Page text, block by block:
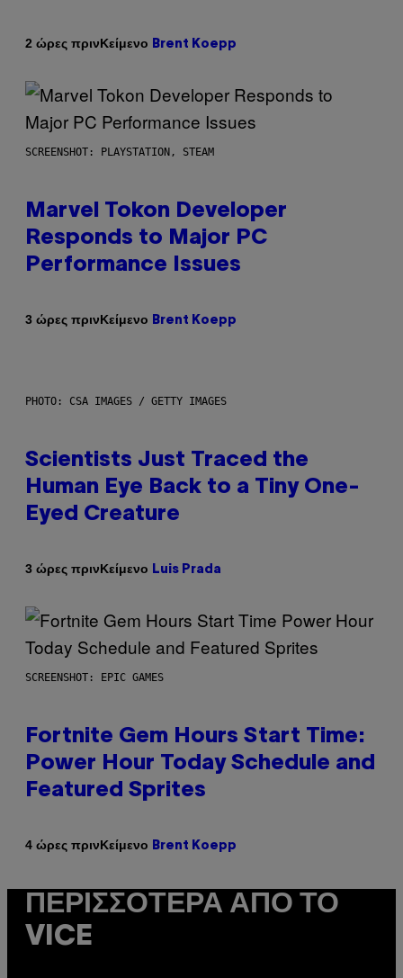
2 ώρες πρινΚείμενο Brent Koepp
SCREENSHOT: PLAYSTATION, STEAM
Marvel Tokon Developer
Responds to Major PC
Performance Issues
3 ώρες πρινΚείμενο Brent Koepp
PHOTO: CSA IMAGES / GETTY IMAGES
Scientists Just Traced the
Human Eye Back to a Tiny One-
Eyed Creature
3 ώρες πρινΚείμενο Luis Prada
SCREENSHOT: EPIC GAMES
Fortnite Gem Hours Start Time:
Power Hour Today Schedule and
Featured Sprites
4 ώρες πρινΚείμενο Brent Koepp
ΠΕΡΙΣΣΌΤΕΡΑ ΑΠΌ ΤΟ
VICE